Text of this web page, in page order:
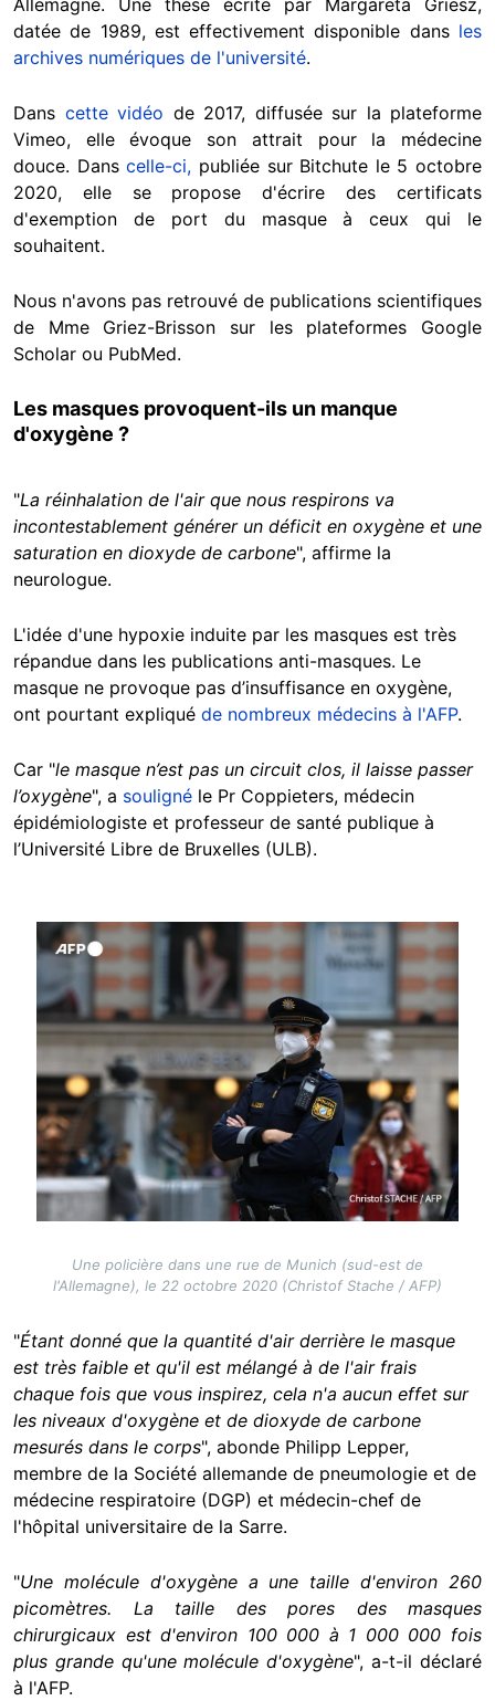
Allemagne. Une thèse écrite par Margareta Griesz,
datée de 1989, est effectivement disponible dans les
archives numériques de l'université.
Dans cette vidéo de 2017, diffusée sur la plateforme
Vimeo, elle évoque son attrait pour la médecine
douce. Danscelle-ci, publiée sur Bitchute le 5 octobre
2020, elle se propose d'écrire des certificats
d'exemption de port du masque à ceux qui le
souhaitent.
Nous n'avons pas retrouvé de publications scientifiques
de Mme Griez-Brisson sur les plateformes Google
Scholar ou PubMed.
Les masques provoquent-ils un manque
d'oxygène ?
"La réinhalation de l'air que nous respirons va
incontestablement générer un déficit en oxygène et une
saturation en dioxyde de carbone", affirme la
neurologue.
L'idée d'une hypoxie induite par les masques est très
répandue dans les publications anti-masques. Le
masque ne provoque pas d’insuffisance en oxygène,
ont pourtant expliqué de nombreux médecins à l'AFP.
Car "le masque n’est pas un circuit clos, il laisse passer
l’oxygène", a souligné le Pr Coppieters, médecin
épidémiologiste et professeur de santé publique à
l’Université Libre de Bruxelles (ULB).
Image
Une policière dans une rue de Munich (sud-est de
l'Allemagne), le 22 octobre 2020 (Christof Stache / AFP)
"Étant donné que la quantité d'air derrière le masque
est très faible et qu'il est mélangé à de l'air frais
chaque fois que vous inspirez, cela n'a aucun effet sur
les niveaux d'oxygène et de dioxyde de carbone
mesurés dans le corps", abonde Philipp Lepper,
membre de la Société allemande de pneumologie et de
médecine respiratoire (DGP) et médecin-chef de
l'hôpital universitaire de la Sarre.
"Une molécule d'oxygène a une taille d'environ 260
picomètres. La taille des pores des masques
chirurgicaux est d'environ 100 000 à 1 000 000 fois
plus grande qu'une molécule d'oxygène", a-t-il déclaré
à l'AFP.